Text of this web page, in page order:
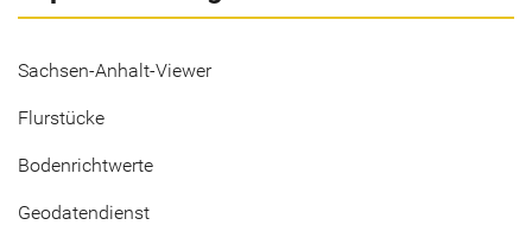
Sachsen-Anhalt-Viewer
Flurstücke
Bodenrichtwerte
Geodatendienst